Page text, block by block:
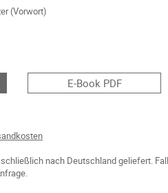
(Vorwort)
E-Book PDF
nach Deutschland geliefert.